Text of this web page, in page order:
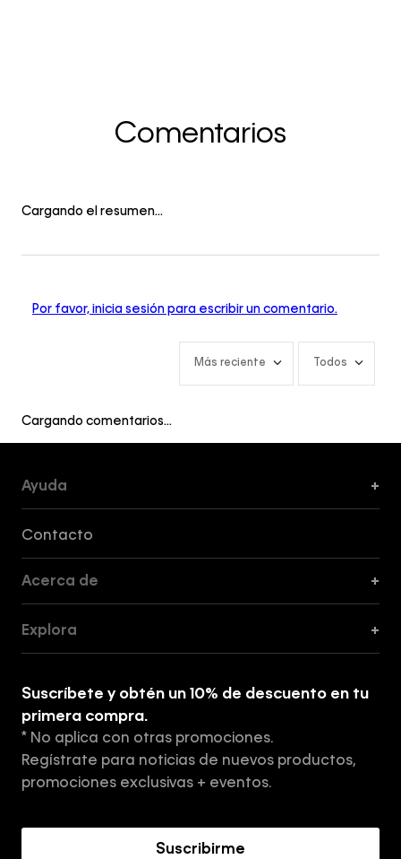
Comentarios
Cargando el resumen…
Por favor, inicia sesión para escribir un comentario.
Más reciente Todos
Cargando comentarios…
Ayuda +
Contacto
Acerca de +
Tiendas
Aviso de privacidad
Términos y Condiciones
Explora +
Suscríbete y obtén un 10% de descuento en tu
primera compra.
* No aplica con otras promociones.
Regístrate para noticias de nuevos productos,
promociones exclusivas + eventos.
Suscribirme